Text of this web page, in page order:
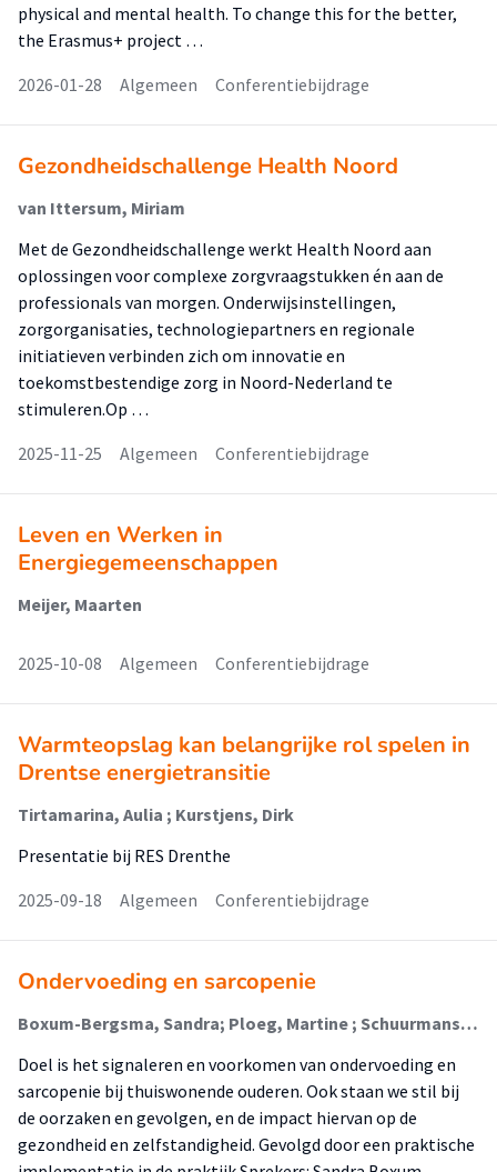
physical and mental health. To change this for the better,
the Erasmus+ project …
2026-01-28
Algemeen Conferentiebijdrage
Gezondheidschallenge Health Noord
van Ittersum, Miriam
Met de Gezondheidschallenge werkt Health Noord aan
oplossingen voor complexe zorgvraagstukken én aan de
professionals van morgen. Onderwijsinstellingen,
zorgorganisaties, technologiepartners en regionale
initiatieven verbinden zich om innovatie en
toekomstbestendige zorg in Noord-Nederland te
stimuleren.Op …
2025-11-25
Algemeen Conferentiebijdrage
Leven en Werken in
Energiegemeenschappen
Meijer, Maarten
2025-10-08 Algemeen Conferentiebijdrage
Warmteopslag kan belangrijke rol spelen in
Drentse energietransitie
Tirtamarina, Aulia ; Kurstjens, Dirk
Presentatie bij RES Drenthe
2025-09-18
Algemeen Conferentiebijdrage
Ondervoeding en sarcopenie
Boxum-Bergsma, Sandra; Ploeg, Martine ; Schuurmans, Edwin
Doel is het signaleren en voorkomen van ondervoeding en
sarcopenie bij thuiswonende ouderen. Ook staan we stil bij
de oorzaken en gevolgen, en de impact hiervan op de
gezondheid en zelfstandigheid. Gevolgd door een praktische